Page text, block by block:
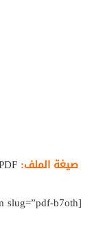
صيغة الملف:
[hf_form slug=”pdf-b7oth”]